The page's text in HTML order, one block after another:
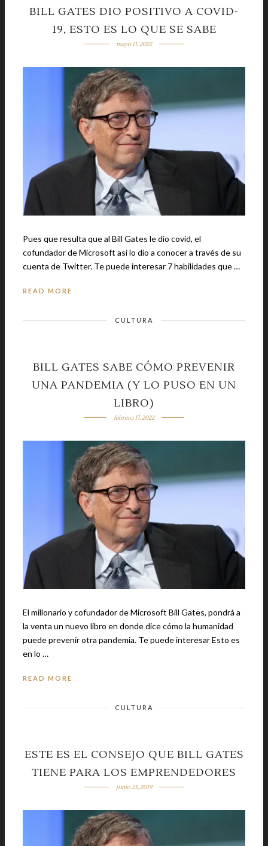
BILL GATES DIO POSITIVO A COVID-
19, ESTO ES LO QUE SE SABE
mayo 11, 2022
Pues que resulta que al Bill Gates le dio covid, el
cofundador de Microsoft así lo dio a conocer a través de su
cuenta de Twitter. Te puede interesar 7 habilidades que …
READ MORE
CULTURA
BILL GATES SABE CÓMO PREVENIR
UNA PANDEMIA (Y LO PUSO EN UN
LIBRO)
febrero 17, 2022
El millonario y cofundador de Microsoft Bill Gates, pondrá a
la venta un nuevo libro en donde dice cómo la humanidad
puede prevenir otra pandemia. Te puede interesar Esto es
en lo …
READ MORE
CULTURA
ESTE ES EL CONSEJO QUE BILL GATES
TIENE PARA LOS EMPRENDEDORES
junio 25, 2019